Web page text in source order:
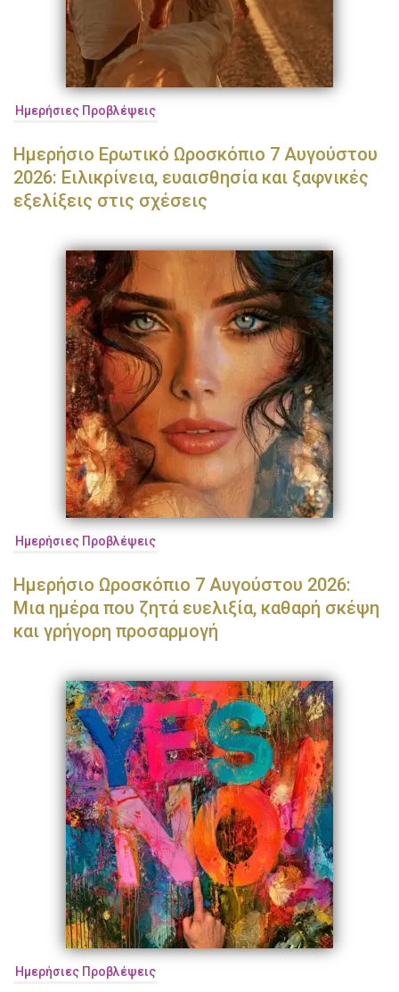
Ημερήσιες Προβλέψεις
Ημερήσιο Ερωτικό Ωροσκόπιο 7 Αυγούστου
2026: Ειλικρίνεια, ευαισθησία και ξαφνικές
εξελίξεις στις σχέσεις
Ημερήσιες Προβλέψεις
Ημερήσιο Ωροσκόπιο 7 Αυγούστου 2026:
Μια ημέρα που ζητά ευελιξία, καθαρή σκέψη
και γρήγορη προσαρμογή
Ημερήσιες Προβλέψεις